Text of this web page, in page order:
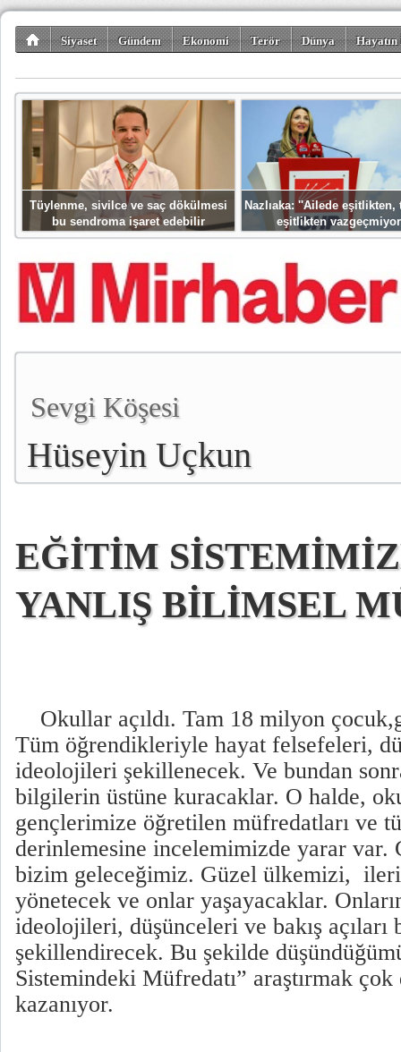
Siyaset Gündem Ekonomi Terör Dünya
Tüylenme, sivilce ve saç dökülmesi
bu sendroma işaret edebilir
Nazlıaka: ''Ailede eşitlikten,
eşitlikten
Sevgi Köşesi
Hüseyin Uçkun
EĞİTİM
YANLIŞ BİLİMSEL
Okullar açıldı. Tam 18 milyon
Tüm öğrendikleriyle hayat felsefeleri,
ideolojileri şekillenecek. Ve bundan
bilgilerin üstüne kuracaklar. O halde,
gençlerimize öğretilen müfredatları ve
derinlemesine incelemimizde yarar var.
bizim geleceğimiz. Güzel ülkemizi,
yönetecek ve onlar yaşayacaklar.
ideolojileri, düşünceleri ve bakış açıları
şekillendirecek. Bu şekilde
Sistemindeki Müfredatı” araştırmak
kazanıyor.